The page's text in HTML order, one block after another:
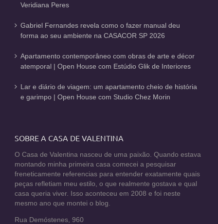
Veridiana Peres
Gabriel Fernandes revela como o fazer manual deu
forma ao seu ambiente na CASACOR SP 2026
Apartamento contemporâneo com obras de arte e décor
atemporal | Open House com Estúdio Glik de Interiores
Lar e diário de viagem: um apartamento cheio de história
e garimpo | Open House com Studio Chez Morin
SOBRE A CASA DE VALENTINA
O Casa de Valentina nasceu de uma paixão. Quando estava
montando minha primeira casa comecei a pesquisar
freneticamente referencias para entender exatamente quais
peças refletiam meu estilo, o que realmente gostava e qual
casa queria viver. Isso aconteceu em 2008 e foi neste
mesmo ano que montei o blog.
Rua Demóstenes, 960